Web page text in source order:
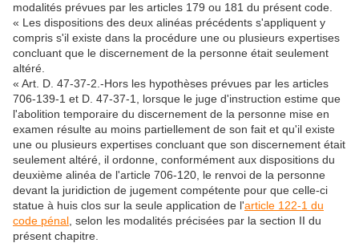
modalités prévues par les articles 179 ou 181 du présent code.
« Les dispositions des deux alinéas précédents s'appliquent y
compris s'il existe dans la procédure une ou plusieurs expertises
concluant que le discernement de la personne était seulement
altéré.
« Art. D. 47-37-2.-Hors les hypothèses prévues par les articles
706-139-1 et D. 47-37-1, lorsque le juge d'instruction estime que
l'abolition temporaire du discernement de la personne mise en
examen résulte au moins partiellement de son fait et qu'il existe
une ou plusieurs expertises concluant que son discernement était
seulement altéré, il ordonne, conformément aux dispositions du
deuxième alinéa de l'article 706-120, le renvoi de la personne
devant la juridiction de jugement compétente pour que celle-ci
statue à huis clos sur la seule application de l'article 122-1 du
code pénal , selon les modalités précisées par la section II du
présent chapitre.